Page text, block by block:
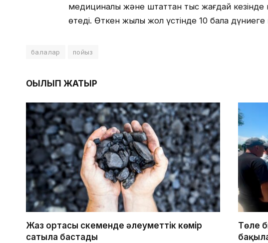
медициналық және штаттан тыс жағдай кезінде
өтеді. Өткен жылы жол үстінде 10 бала дүниеге
балалар пойыз
ОҚЫЛЫП ЖАТЫР
Жаз ортасы Өскеменде әлеуметтік көмір
сатыла бастады
Төле